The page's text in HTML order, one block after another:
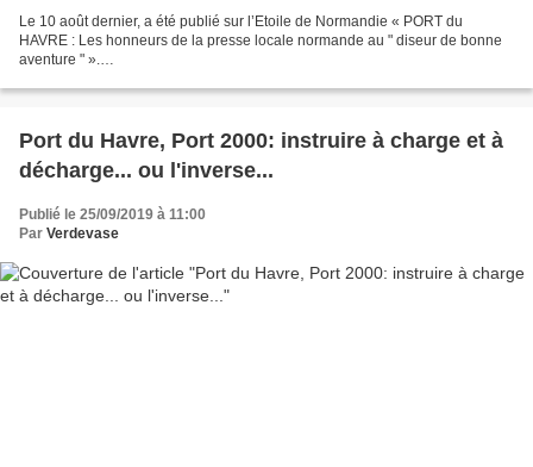
Le 10 août dernier, a été publié sur l’Etoile de Normandie « PORT du
HAVRE : Les honneurs de la presse locale normande au " diseur de bonne
aventure " ».
rubrique « Les diseurs de...
Port du Havre, Port 2000: instruire à charge et à
décharge... ou l'inverse...
Publié le 25/09/2019 à 11:00
Par Verdevase